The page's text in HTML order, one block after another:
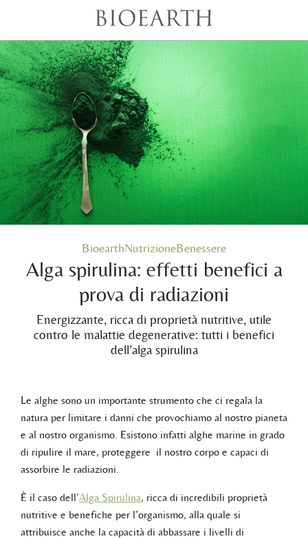
BioearthNutrizioneBenessere
Alga spirulina: effetti benefici a
prova di radiazioni
Energizzante, ricca di proprietà nutritive, utile
contro le malattie degenerative: tutti i benefici
dell’alga spirulina
Le alghe sono un importante strumento che ci regala la
natura per limitare i danni che provochiamo al nostro pianeta
e al nostro organismo. Esistono infatti alghe marine in grado
di ripulire il mare, proteggere il nostro corpo e capaci di
assorbire le radiazioni.
È il caso dell’Alga Spirulina, ricca di incredibili proprietà
nutritive e benefiche per l’organismo, alla quale si
attribuisce anche la capacità di abbassare i livelli di